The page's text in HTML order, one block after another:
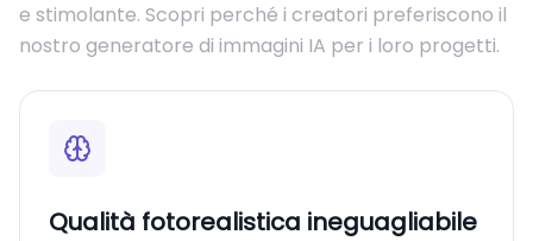
e stimolante. Scopri perché i creatori preferiscono il
nostro generatore di immagini IA per i loro progetti.
Qualità fotorealistica ineguagliabile